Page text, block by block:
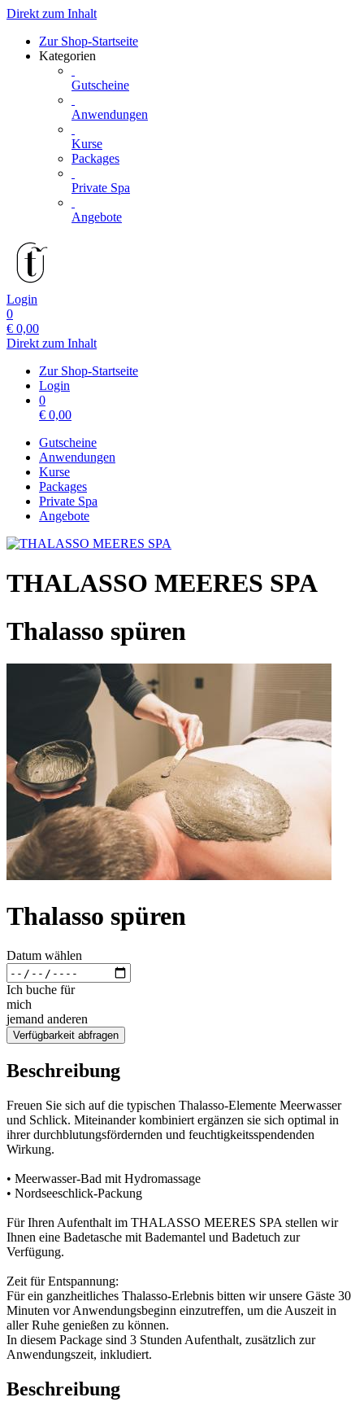
Direkt zum Inhalt
Zur Shop-Startseite
Kategorien
Gutscheine
Anwendungen
Kurse
Packages
Private Spa
Angebote
Login
0
€ 0,00
Direkt zum Inhalt
Zur Shop-Startseite
Login
0
€ 0,00
Gutscheine
Anwendungen
Kurse
Packages
Private Spa
Angebote
THALASSO MEERES SPA
Thalasso spüren
Thalasso spüren
Datum wählen
Ich buche für
mich
jemand anderen
Verfügbarkeit abfragen
Beschreibung
Freuen Sie sich auf die typischen Thalasso-Elemente Meerwasser
und Schlick. Miteinander kombiniert ergänzen sie sich optimal in
ihrer durchblutungsfördernden und feuchtigkeitsspendenden
Wirkung.
• Meerwasser-Bad mit Hydromassage
• Nordseeschlick-Packung
Für Ihren Aufenthalt im THALASSO MEERES SPA stellen wir
Ihnen eine Badetasche mit Bademantel und Badetuch zur
Verfügung.
Zeit für Entspannung:
Für ein ganzheitliches Thalasso-Erlebnis bitten wir unsere Gäste 30
Minuten vor Anwendungsbeginn einzutreffen, um die Auszeit in
aller Ruhe genießen zu können.
In diesem Package sind 3 Stunden Aufenthalt, zusätzlich zur
Anwendungszeit, inkludiert.
Beschreibung